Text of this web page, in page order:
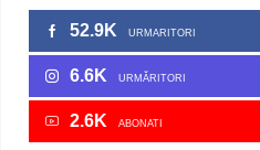
52.9K URMARITORI
6.6K URMĂRITORI
2.6K ABONATI